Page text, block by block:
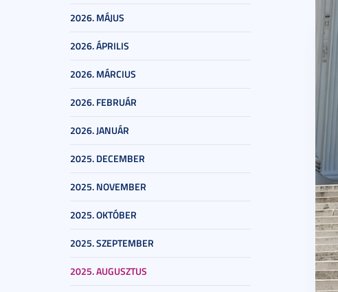
2026. MÁJUS
2026. ÁPRILIS
2026. MÁRCIUS
2026. FEBRUÁR
2026. JANUÁR
2025. DECEMBER
2025. NOVEMBER
2025. OKTÓBER
2025. SZEPTEMBER
2025. AUGUSZTUS